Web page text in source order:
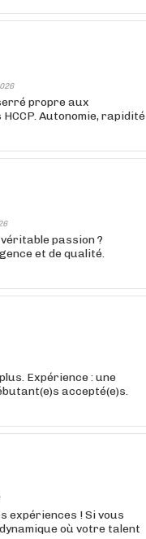
propre aux
Autonomie, rapidité
passion ?
et de qualité.
Expérience : une
accepté(e)s.
expériences ! Si vous
où votre talent